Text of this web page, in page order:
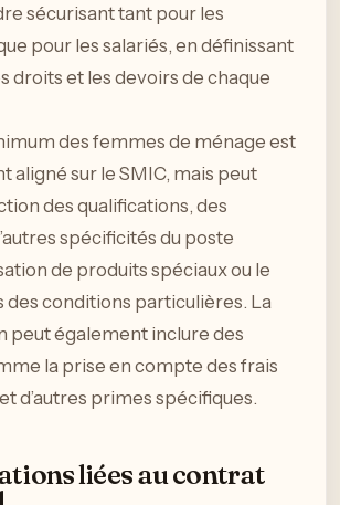
sécurisant tant pour les
pour les salariés, en définissant
droits et les devoirs de chaque
des femmes de ménage est
aligné sur le SMIC, mais peut
des qualifications, des
spécificités du poste
de produits spéciaux ou le
des conditions particulières. La
peut également inclure des
la prise en compte des frais
d’autres primes spécifiques.
liées au contrat